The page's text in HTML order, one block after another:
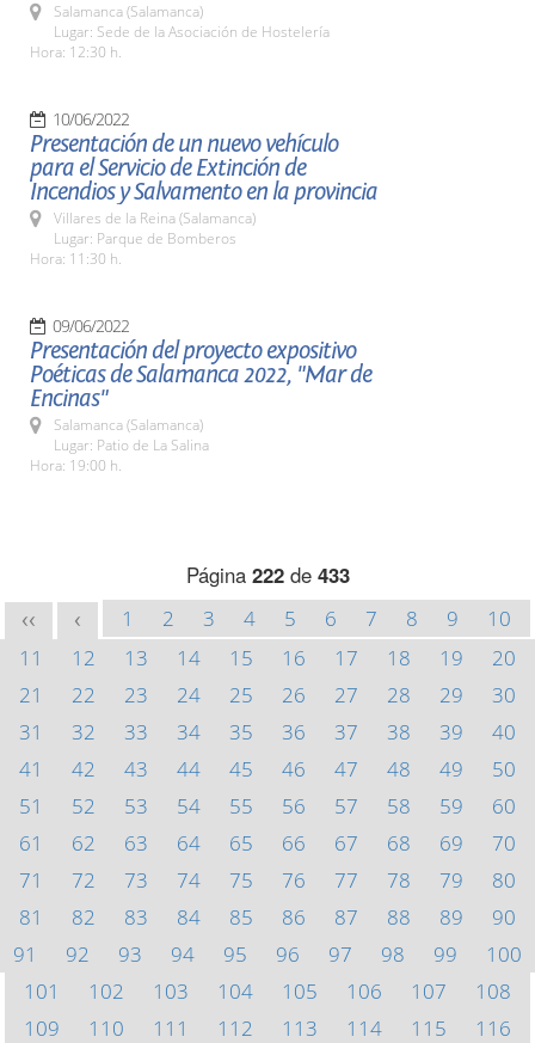
Salamanca (Salamanca)
Lugar: Sede de la Asociación de Hostelería
Hora: 12:30 h.
10/06/2022
Presentación de un nuevo vehículo
para el Servicio de Extinción de
Incendios y Salvamento en la provincia
Villares de la Reina (Salamanca)
Lugar: Parque de Bomberos
Hora: 11:30 h.
09/06/2022
Presentación del proyecto expositivo
Poéticas de Salamanca 2022, "Mar de
Encinas"
Salamanca (Salamanca)
Lugar: Patio de La Salina
Hora: 19:00 h.
Página 222de 433
<< < 1 2 3 4 5 6 7 8 9
10
11
12 13 14 15 16 17 18 19
20
21
22 23 24 25 26 27 28 29
30
31
32 33 34 35 36 37 38 39
40
41
42 43 44 45 46 47 48 49
50
51
52 53 54 55 56 57 58 59
60
61
62 63 64 65 66 67 68 69
70
71
72 73 74 75 76 77 78 79
80
81
82 83 84 85 86 87 88 89
90
91
92 93 94 95 96 97 98 99
100
101
102 103 104 105 106 107
108
109
110 111 112 113 114 115
116